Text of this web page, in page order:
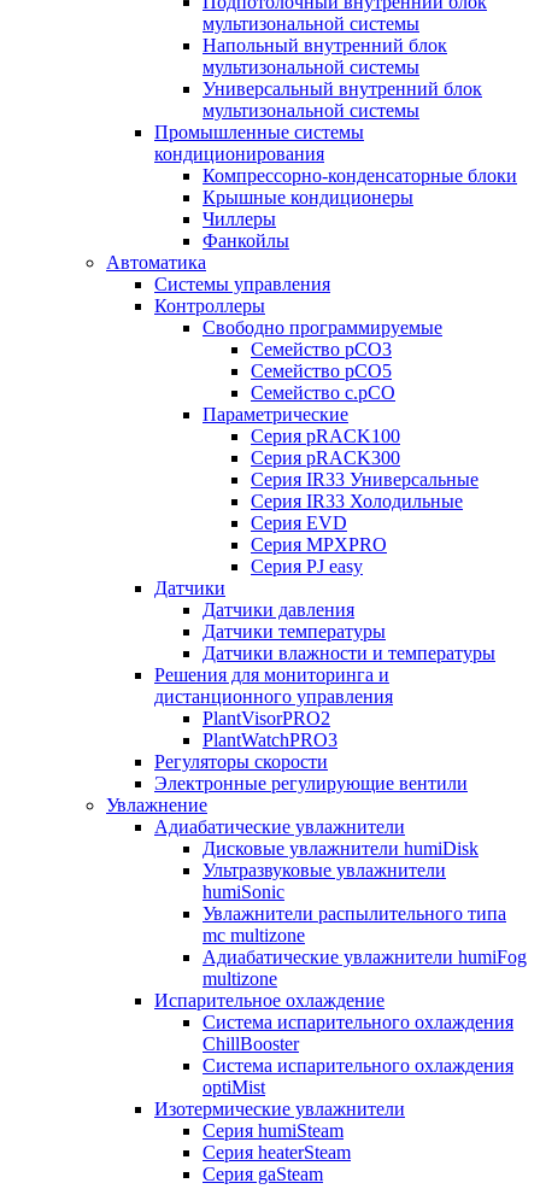
мультизональной системы
Напольный внутренний блок
мультизональной системы
Универсальный внутренний блок
мультизональной системы
Промышленные системы
кондиционирования
Компрессорно-конденсаторные блоки
Крышные кондиционеры
Чиллеры
Фанкойлы
Автоматика
Системы управления
Контроллеры
Свободно программируемые
Семейство pCO3
Семейство pCO5
Семейство c.pCO
Параметрические
Серия pRACK100
Серия pRACK300
Серия IR33 Универсальные
Серия IR33 Холодильные
Серия EVD
Серия MPXPRO
Серия PJ easy
Датчики
Датчики давления
Датчики температуры
Датчики влажности и температуры
Решения для мониторинга и
дистанционного управления
PlantVisorPRO2
PlantWatchPRO3
Регуляторы скорости
Электронные регулирующие вентили
Увлажнение
Адиабатические увлажнители
Дисковые увлажнители humiDisk
Ультразвуковые увлажнители
humiSonic
Увлажнители распылительного типа
mc multizone
Адиабатические увлажнители humiFog
multizone
Испарительное охлаждение
Система испарительного охлаждения
ChillBooster
Система испарительного охлаждения
optiMist
Изотермические увлажнители
Серия humiSteam
Серия heaterSteam
Серия gaSteam